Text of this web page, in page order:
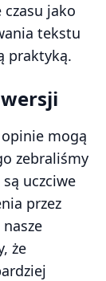
jako
tekstu
praktyką.
mogą
zebraliśmy
uczciwe
przez
że